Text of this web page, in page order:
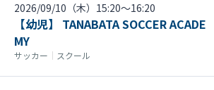
2026/09/10（木）15:20〜16:20
【幼児】 TANABATA SOCCER ACADE
MY
サッカー ｜ スクール